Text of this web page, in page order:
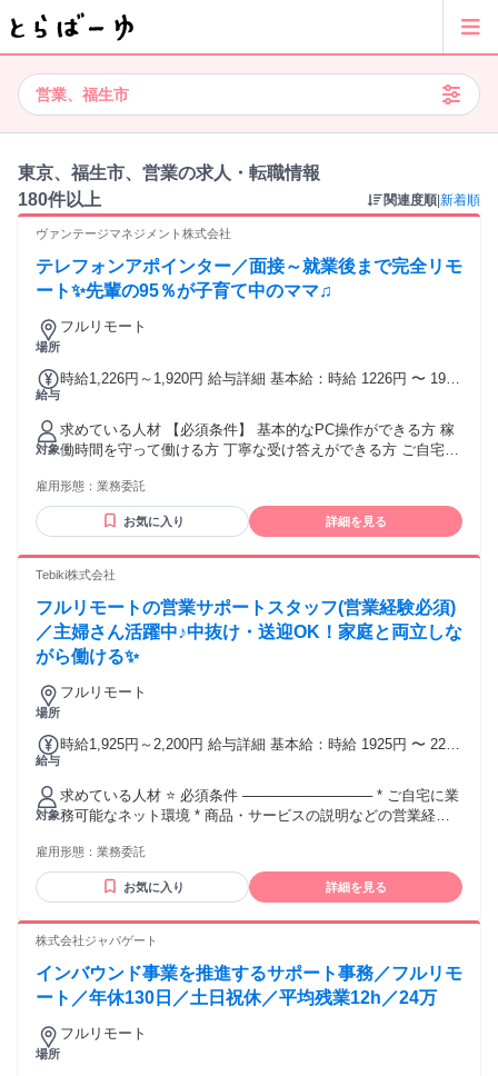
営業、福生市
東京、福生市、営業の求人・転職情報
180件以上
関連度順 新着順
ヴァンテージマネジメント株式会社
テレフォンアポインター／面接～就業後まで完全リモ
ート✨先輩の95％が子育て中のママ♫
場所
フルリモート
給与
時給1,226円～1,920円 給与詳細 基本給：時給 1226円 〜 1920
アポイントインセンティブあり 1件あたり500～2200円を支
給！ インセンティブを含めると 1時間あたり平均1300円を
GET！ トップオペレーターだと 1時間あたり3000円近いです
♫ ✨また、経験・スキルに応じては SV（育成担当）への昇格
対象
求めている人材 【必須条件】 基本的なPC操作ができる方 稼
働時間を守って働ける方 丁寧な受け答えができる方 ご自宅に
働を想定 【ひとつでも当てはまれば歓迎】 ✋電話発信（架
電）や テレアポの経験がある方 ✋BtoB営業の経験がある方 ✋
明るくハキハキと会話ができる方 ༶ ༶ ༶ ༶ ༶ ༶ ༶ ༶ ༶ ༶ ༶ ༶ ༶
歓迎 ✅主婦・主夫歓迎 ✅副業・WワークOK ✅ブランクOK ✅
既卒歓迎／第二新卒歓迎 ✅転職回数不問 ✅フルリモート（完
全在宅） ✅在宅OK／住宅勤務（リモートワーク）OK ✨長期
歓迎 ✨職種変更なし ✨高定着率！働きやすさ抜群のお仕事！
⸜⸜ さらにこちらもPOINT ⸝⸝ ✱急募！即日勤務OK ✱大量募集
／大型募集 ✱中途入社50％以上 ✱面接1回 ✱リモート面接Ok
雇用形態： 業務委託
お気に入り 詳細を見る
Tebiki株式会社
フルリモートの営業サポートスタッフ(営業経験必須)
／主婦さん活躍中♪中抜け・送迎OK！家庭と両立しな
がら働ける✨
場所
フルリモート
給与
時給1,925円～2,200円 給与詳細 基本給：時給 1925円 〜 2200
間は相談しながら決定します。
対象
求めている人材 ⭐ 必須条件 ───────────── * ご自宅に業
務可能なネット環境 * 商品・サービスの説明などの営業経験 *
験 * 一般的なPCリテラシー ⭐ 歓迎条件（経験者大歓迎！）
───────────── *営業経験1年以上 * HubSpotなどのCRM
使用経験がある方 ⭐ 求める人物像 ────────────── * 明
相手のニーズを汲み取るのが得意な方
雇用形態： 業務委託
お気に入り 詳細を見る
株式会社ジャパゲート
インバウンド事業を推進するサポート事務／フルリモ
ート／年休130日／土日祝休／平均残業12h／24万
場所
フルリモート